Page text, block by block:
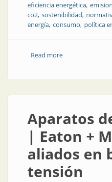
eficiencia energética
co2 sostenibilidad
energía consumo política
Read moreabout El
Aparatos
| Eaton +
aliados en
tensión